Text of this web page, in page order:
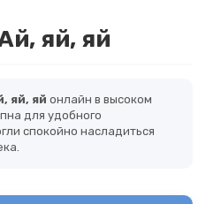
яй, яй
яй, яй онлайн в высоком
для удобного
спокойно насладиться